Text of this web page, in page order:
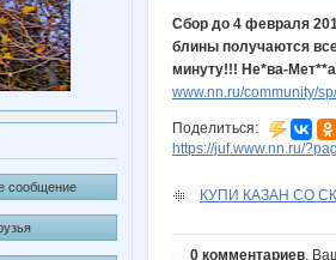
сообщение
Сбор до 4 февраля
блины получаются
минуту!!! Не*ва-
www.nn.ru/community/
Поделиться:
https://juf.www.nn.ru/
КУПИ КАЗАН СО
0 комментариев.